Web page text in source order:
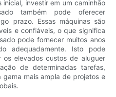
investir em um caminhão
também pode oferecer
prazo. Essas máquinas são
​​e confiáveis, o que significa
pode fornecer muitos anos
adequadamente. Isto pode
elevados custos de aluguer
de determinadas tarefas,
gama mais ampla de projetos e